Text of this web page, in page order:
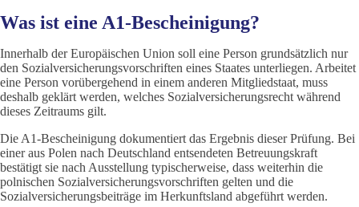
Was ist eine A1-Bescheinigung?
Innerhalb der Europäischen Union soll eine Person grundsätzlich nur
den Sozialversicherungsvorschriften eines Staates unterliegen. Arbeitet
eine Person vorübergehend in einem anderen Mitgliedstaat, muss
deshalb geklärt werden, welches Sozialversicherungsrecht während
dieses Zeitraums gilt.
Die A1-Bescheinigung dokumentiert das Ergebnis dieser Prüfung. Bei
einer aus Polen nach Deutschland entsendeten Betreuungskraft
bestätigt sie nach Ausstellung typischerweise, dass weiterhin die
polnischen Sozialversicherungsvorschriften gelten und die
Sozialversicherungsbeiträge im Herkunftsland abgeführt werden.